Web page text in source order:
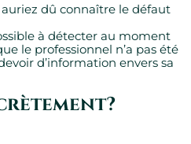
auriez dû connaître le défaut
à détecter au moment
le professionnel n’a pas été
d’information envers sa
site de fonctionner